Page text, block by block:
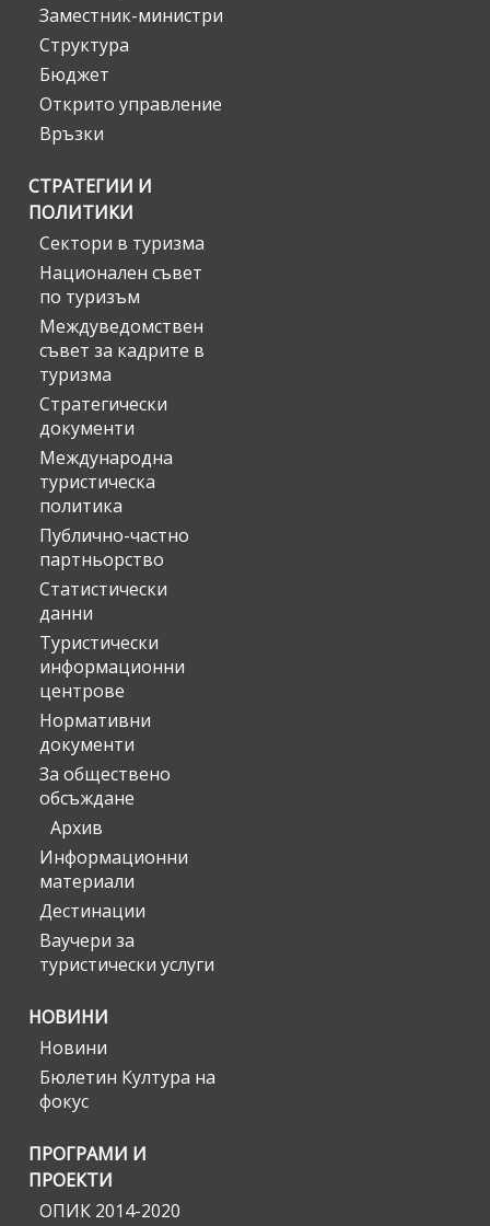
Заместник-министри
Структура
Бюджет
Открито управление
Връзки
СТРАТЕГИИ И
ПОЛИТИКИ
Сектори в туризма
Национален съвет
по туризъм
Междуведомствен
съвет за кадрите в
туризма
Стратегически
документи
Международна
туристическа
политика
Публично-частно
партньорство
Статистически
данни
Туристически
информационни
центрове
Нормативни
документи
За обществено
обсъждане
Архив
Информационни
материали
Дестинации
Ваучери за
туристически услуги
НОВИНИ
Новини
Бюлетин Култура на
фокус
ПРОГРАМИ И
ПРОЕКТИ
ОПИК 2014-2020